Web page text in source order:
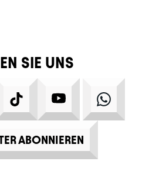
SIE UNS
TIKTOK YOUTUBE
ABONNIEREN